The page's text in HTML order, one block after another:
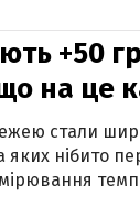
+50
на це
стали
яких нібито